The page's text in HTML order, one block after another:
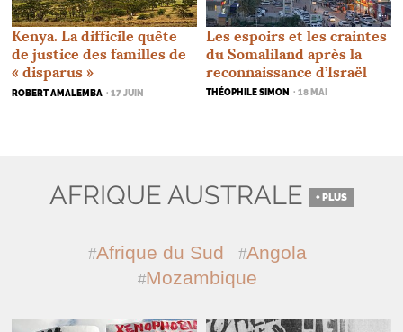
Kenya. La difficile quête
de justice des familles de
« disparus »
ROBERT AMALEMBA · 17 JUIN
Les espoirs et les craintes
du Somaliland après la
reconnaissance d’Israël
THÉOPHILE SIMON · 18 MAI
AFRIQUE AUSTRALE + PLUS
Afrique du Sud
Angola
Mozambique